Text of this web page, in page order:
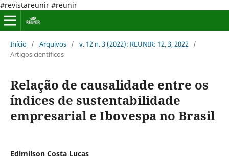
#revistareunir #reunir
Início / Arquivos / v. 12 n. 3 (2022): REUNIR: 12, 3, 2022 /
Artigos científicos
Relação de causalidade entre os
índices de sustentabilidade
empresarial e Ibovespa no Brasil
Edimilson Costa Lucas